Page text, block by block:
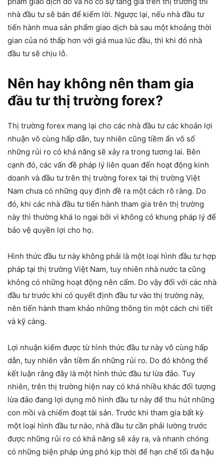
nhà đầu tư sẽ bán để kiếm lời. Ngược lại, nếu nhà đầu tư
tiến hành mua sản phẩm giao dịch bà sau một khoảng thời
gian của nó thấp hơn với giá mua lúc đầu, thì khi đó nhà
đầu tư sẽ chịu lỗ.
Nên hay không nên tham gia
đầu tư thị trường forex?
Thị trường forex mang lại cho các nhà đầu tư các khoản lợi
nhuận vô cùng hấp dẫn, tuy nhiên cũng tiềm ẩn vô số
những rủi ro có khả năng sẽ xảy ra trong tương lai. Bên
cạnh đó, các vấn đề pháp lý liên quan đến hoạt động kinh
doanh và đầu tư trên thị trường forex tại thị trường Việt
Nam chưa có những quy định đề ra một cách rõ ràng. Do
đó, khi các nhà đầu tư tiến hành tham gia trên thị trường
này thì thường khá lo ngại bởi vì không có khung pháp lý để
bảo vệ quyền lợi cho họ.
Hình thức đầu tư này không phải là một loại hình đầu tư hợp
pháp tại thị trường Việt Nam, tuy nhiên nhà nước ta cũng
không có những hoạt động nên cấm. Do vậy đối với các nhà
đầu tư trước khi có quyết định đầu tư vào thị trường này,
nên tiến hành tham khảo những thông tin một cách chi tiết
và kỹ càng.
Lợi nhuận kiếm được từ hình thức đầu tư này vô cùng hấp
dẫn, tuy nhiên vẫn tiềm ẩn những rủi ro. Do đó không thể
kết luận rằng đây là một hình thức đầu tư lừa đảo. Tuy
nhiên, trên thị trường hiện nay có khá nhiều khác đối tượng
lừa đảo đang lợi dụng mô hình đầu tư này để thu hút những
con mồi và chiếm đoạt tài sản. Trước khi tham gia bất kỳ
một loại hình đầu tư nào, nhà đầu tư cần phải lường trước
được những rủi ro có khả năng sẽ xảy ra, và nhanh chóng
có những biện pháp ứng phó kịp thời để hạn chế tối đa hậu